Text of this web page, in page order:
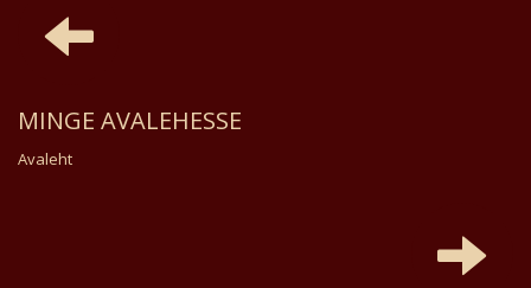
MINGE AVALEHESSE
Avaleht